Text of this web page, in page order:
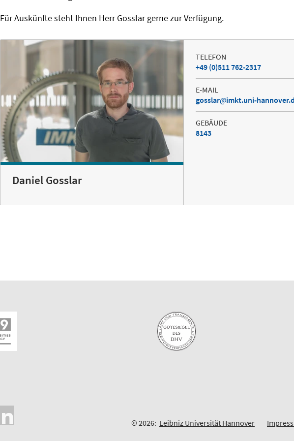
Für Auskünfte steht Ihnen Herr Gosslar gerne zur Verfügung.
Daniel Gosslar
TELEFON
+49 (0)511 762-2317
E-MAIL
gosslar
imkt.uni-
GEBÄUDE
8143
© 2026: Leibniz Universität Hannover